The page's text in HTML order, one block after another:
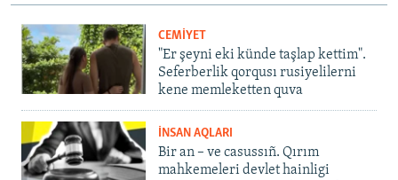
CEMİYET
"Er şeyni eki künde taşlap kettim".
Seferberlik qorqusı rusiyelilerni
kene memleketten quva
İNSAN AQLARI
Bir an – ve casussıñ. Qırım
mahkemeleri devlet hainligi